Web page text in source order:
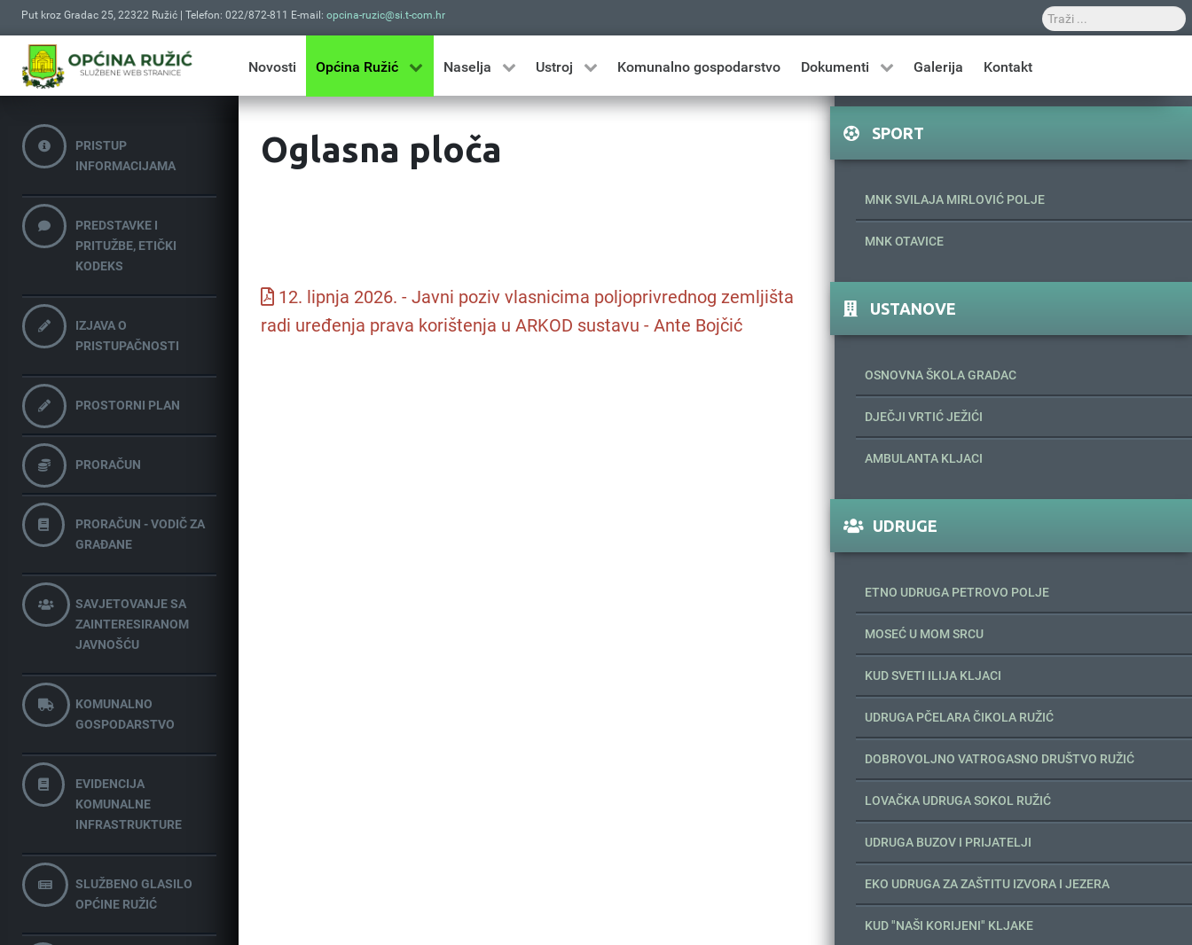
Put kroz Gradac 25, 22322 Ružić | Telefon: 022/872-811 E-mail: opcina-ruzic@si.t-com.hr
Novosti Općina Ružić Naselja Ustroj Komunalno gospodarstvo Dokumenti Galerija Kontakt
PRISTUP
INFORMACIJAMA
PREDSTAVKE I
PRITUŽBE, ETIČKI
KODEKS
IZJAVA O
PRISTUPAČNOSTI
PROSTORNI PLAN
PRORAČUN
PRORAČUN - VODIČ ZA
GRAĐANE
SAVJETOVANJE SA
ZAINTERESIRANOM
JAVNOŠĆU
KOMUNALNO
GOSPODARSTVO
EVIDENCIJA
KOMUNALNE
INFRASTRUKTURE
SLUŽBENO GLASILO
OPĆINE RUŽIĆ
Oglasna ploča
12. lipnja 2026. - Javni poziv vlasnicima poljoprivrednog zemljišta
radi uređenja prava korištenja u ARKOD sustavu - Ante Bojčić
SPORT
MNK SVILAJA MIRLOVIĆ POLJE
MNK OTAVICE
USTANOVE
OSNOVNA ŠKOLA GRADAC
DJEČJI VRTIĆ JEŽIĆI
AMBULANTA KLJACI
UDRUGE
ETNO UDRUGA PETROVO POLJE
MOSEĆ U MOM SRCU
KUD SVETI ILIJA KLJACI
UDRUGA PČELARA ČIKOLA RUŽIĆ
DOBROVOLJNO VATROGASNO DRUŠTVO RUŽIĆ
LOVAČKA UDRUGA SOKOL RUŽIĆ
UDRUGA BUZOV I PRIJATELJI
EKO UDRUGA ZA ZAŠTITU IZVORA I JEZERA
KUD "NAŠI KORIJENI" KLJAKE